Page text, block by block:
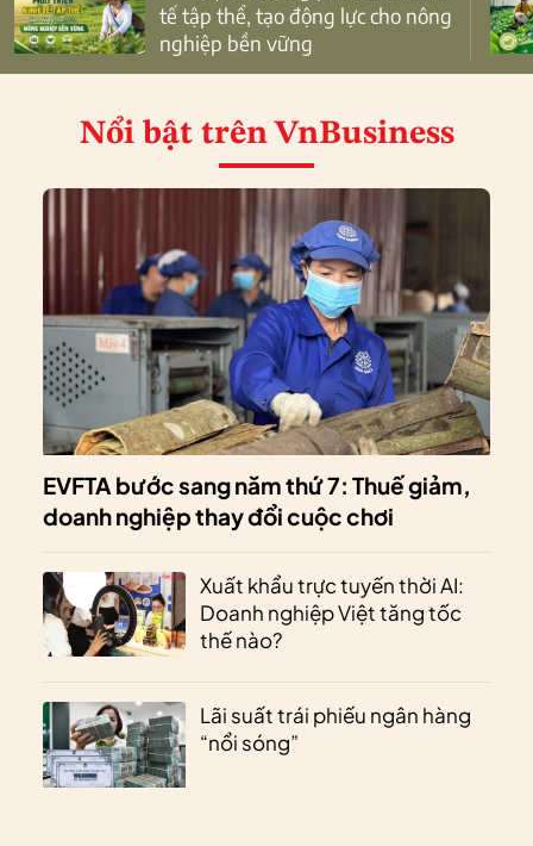
tế tập thể, tạo động lực cho nông
nghiệp bền vững
Nổi bật trên VnBusiness
EVFTA bước sang năm thứ 7: Thuế giảm,
doanh nghiệp thay đổi cuộc chơi
Xuất khẩu trực tuyến thời AI:
Doanh nghiệp Việt tăng tốc
thế nào?
Lãi suất trái phiếu ngân hàng
“nổi sóng”